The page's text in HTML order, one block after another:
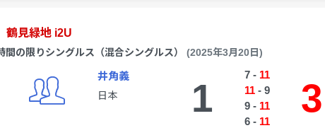
鶴見緑地 i2U
間の限りシングルス（混合シングルス） (2025年3月20日)
井角義
日本 1
7- 11
11- 9
9- 11
6- 11
3